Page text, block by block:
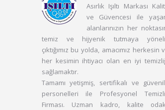
Asırlık Işıltı Markası
ve Güvencesi ile
alanlarınızın her
temiz ve hijyenik tutmaya
çıktığımız bu yolda, amacımız herkesin
her kesimin ihtiyacı olan en iyi
sağlamaktır.
Tamamı yetişmiş, sertifikalı ve
personelleri ile Profesyonel
Firması. Uzman kadro, kalite